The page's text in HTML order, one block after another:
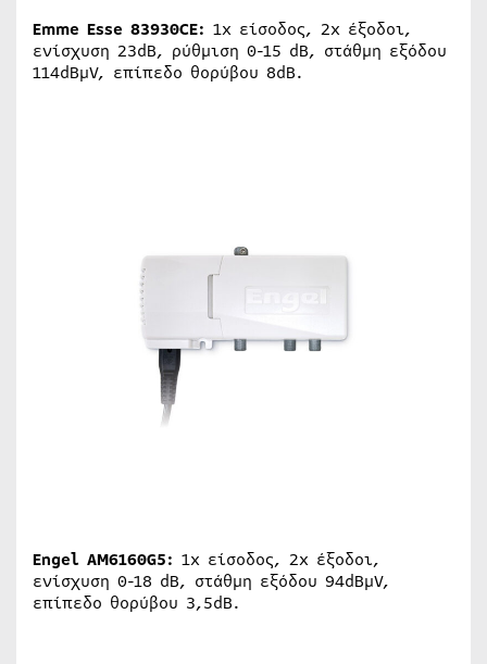
Emme Esse 83930CE: 1x είσοδος, 2x έξοδοι,
ενίσχυση 23dB, ρύθμιση 0-15 dB, στάθμη εξόδου
114dBμV, επίπεδο θορύβου 8dB.
Engel AM6160G5: 1x είσοδος, 2x έξοδοι,
ενίσχυση 0-18 dB, στάθμη εξόδου 94dBμV,
επίπεδο θορύβου 3,5dB.